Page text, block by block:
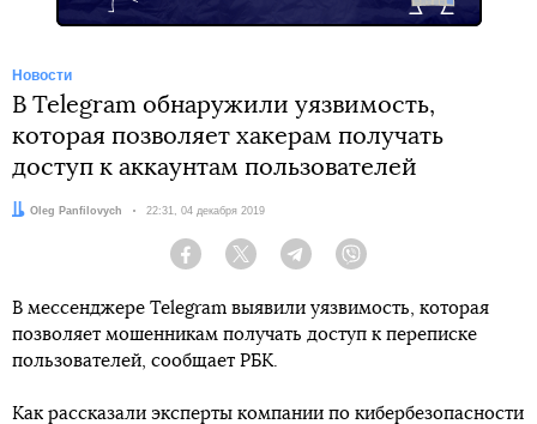
Новости
В Telegram обнаружили уязвимость,
которая позволяет хакерам получать
доступ к аккаунтам пользователей
Автор:
Oleg Panfilovych Дата:
22:31, 04 декабря 2019
Facebook Twitter Telegram
В мессенджере Telegram выявили уязвимость, которая
позволяет мошенникам получать доступ к переписке
пользователей, сообщает РБК.
Как рассказали эксперты компании по кибербезопасности